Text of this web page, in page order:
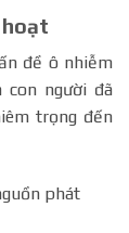
hoạt
đề ô nhiễm
con người đã
trọng đến
phát